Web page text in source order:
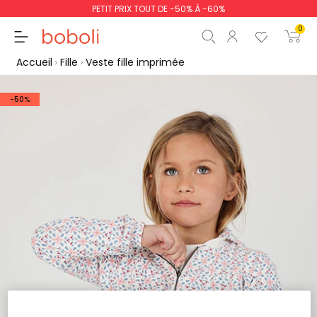
PETIT PRIX TOUT DE -50% À -60%
0
Commencer la
Accueil Fille Veste fille imprimée
-50%